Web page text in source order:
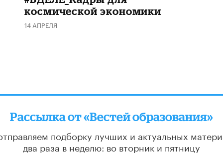
космической экономики
14 АПРЕЛЯ
Рассылка от «Вестей образования»
подборку лучших и актуальных
два раза в неделю: во вторник и пятницу